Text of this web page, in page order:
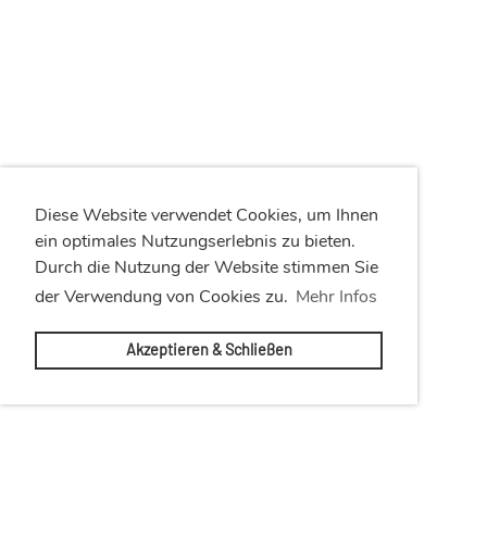
Diese Website verwendet Cookies, um Ihnen
ein optimales Nutzungserlebnis zu bieten.
Durch die Nutzung der Website stimmen Sie
der Verwendung von Cookies zu. Mehr Infos
Akzeptieren & Schließen